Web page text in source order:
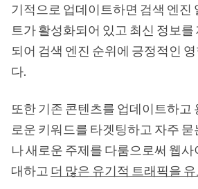
기적으로 업데이트하면 검색 엔진
트가 활성화되어 있고 최신 정보
되어 검색 엔진 순위에 긍정적인
다.
또한 기존 콘텐츠를 업데이트하고
로운 키워드를 타겟팅하고 자주
나 새로운 주제를 다룸으로써 웹
대하고 더 많은 유기적 트래픽을